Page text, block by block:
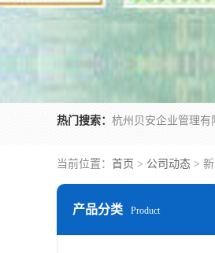
热门搜索：
当前位置： 首页 > 公司动态 >
产品分类 Product